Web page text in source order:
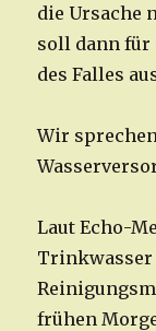
die Ursache
soll dann für
des Falles
Wir
Laut Echo-
Trinkwasser
frühen